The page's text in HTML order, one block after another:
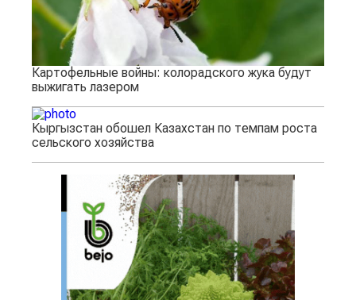
Картофельные войны: колорадского жука будут
выжигать лазером
Кыргызстан обошел Казахстан по темпам роста
сельского хозяйства